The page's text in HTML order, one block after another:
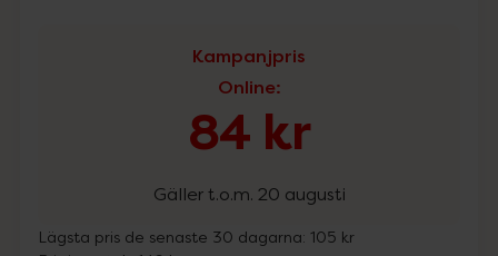
Kampanjpris
Online:
84 kr
Gäller t.o.m. 20 augusti
Lägsta pris de senaste 30 dagarna: 105 kr